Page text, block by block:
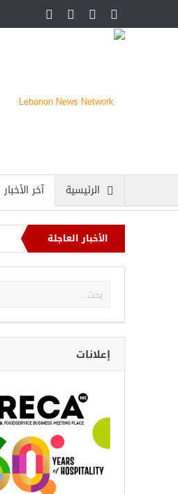
الرئيسية آخر الأخبار
الأخبار العاجلة
إعلانات